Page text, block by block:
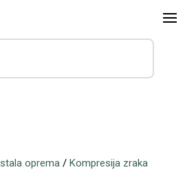
oprema/ Kompresija zraka